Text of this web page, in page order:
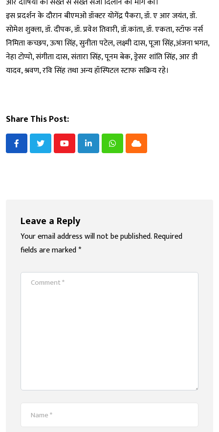
इस प्रदर्शन के दौरान बीएमओ डॉक्टर योगेंद्र पैकरा, डॉ. ए आर जयंत, डॉ.
सोमेश शुक्ला, डॉ. दीपक, डॉ. प्रवेश तिवारी, डॉ.कांता, डॉ. एकता, स्टॉफ नर्स
निमिता कच्छप, ऊषा सिंह, सुनीता पटेल, लक्ष्मी दास, पूजा सिंह,अंजना भगत,
नेहा टोप्पो, संगीता दास, संतारा सिंह, पूनम बेक, ड्रेसर शांति सिंह, आर डी
यादव, श्रवण, रवि सिंह तथा अन्य हॉस्पिटल स्टाफ सक्रिय रहे।
Share This Post:
YoutubeLinkedInWhatsappCloud
Leave a Reply
Your email address will not be published.Required
fields are marked*